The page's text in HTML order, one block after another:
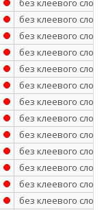
без клеевого слоя
без клеевого слоя
без клеевого слоя
без клеевого слоя
без клеевого слоя
без клеевого слоя
без клеевого слоя
без клеевого слоя
без клеевого слоя
без клеевого слоя
без клеевого слоя
без клеевого слоя
без клеевого слоя